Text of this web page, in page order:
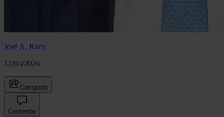
José A. Roca
12/05/2026
Compartir
Comentar